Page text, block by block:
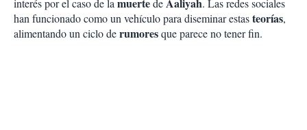
interés por el caso de lamuertedeAaliyah. Las redes sociales
han funcionado como un vehículo para diseminar estasteorías,
alimentando un ciclo derumoresque parece no tener fin.